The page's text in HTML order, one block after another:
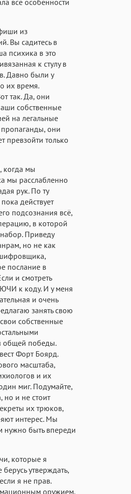
из
Вы садитесь в
психика в это
к стулу в
Давно были у
их время.
так. Да, они
собственные
на легальные
они
превзойти только
когда мы
мы расслабленно
рук. По ту
действует
подсознания всё,
в которой
Приведу
но не как
послание в
и смотреть
к коду. И у меня
и очень
занять свою
собственные
общей победы.
Форт Боярд.
масштаба,
и их
миг. Подумайте,
но и не стоит
их трюков,
интерес. Мы
нужно быть впереди
которые я
утверждать,
я не прав.
оружием,